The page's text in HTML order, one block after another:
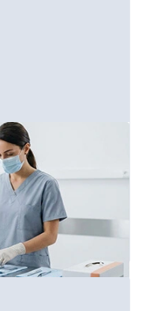
Hygieneartikel für